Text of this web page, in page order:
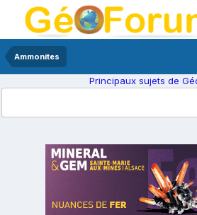
Ammonites
Principaux sujets de